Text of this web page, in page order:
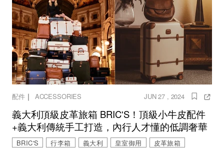
配件｜ ACCESSORIES JUN 27 , 2024
義大利頂級皮革旅箱 BRIC'S！頂級小牛皮配件
+義大利傳統手工打造，內行人才懂的低調奢華
BRIC'S 行李箱 義大利 皇室御用 皮革旅箱